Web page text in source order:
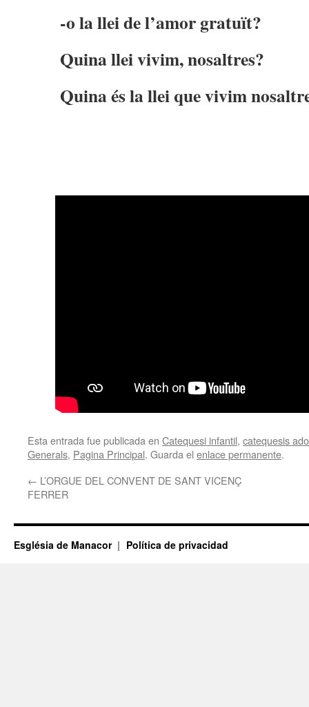
-o la llei de l’amor gratuït?
Quina llei vivim, nosaltres?
Quina és la llei que vivim
Esta entrada fue publicada en Catequesi infantil, catequesis
Generals, Pagina Principal. Guarda el enlace permanente.
← L’ORGUE DEL CONVENT DE SANT VICENÇ
FERRER
Església de Manacor Política de privacidad